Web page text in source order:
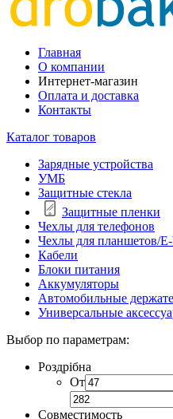
Главная
О компании
Интернет-магазин
Оплата и доставка
Контакты
Каталог товаров
Зарядные устройства
УМБ
Защитные стекла
Защитные пленки
Чехлы для телефонов
Чехлы для планшетов/
Кабели
Блоки питания
Аккумуляторы
Автомобильные
Универсальные
Выбор по параметрам:
Роздрібна
От
Совместимость